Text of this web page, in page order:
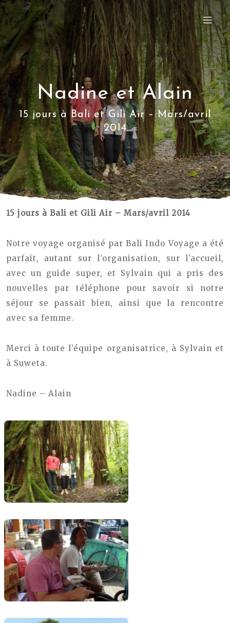
Nadine et Alain
15 jours à Bali et Gili Air – Mars/avril
2014
15 jours à Bali et Gili Air – Mars/avril 2014
Notre voyage organisé par Bali Indo Voyage a été
parfait, autant sur l’organisation, sur l’accueil,
avec un guide super, et Sylvain qui a pris des
nouvelles par téléphone pour savoir si notre
séjour se passait bien, ainsi que la rencontre
avec sa femme.
Merci à toute l’équipe organisatrice, à Sylvain et
à Suweta.
Nadine – Alain